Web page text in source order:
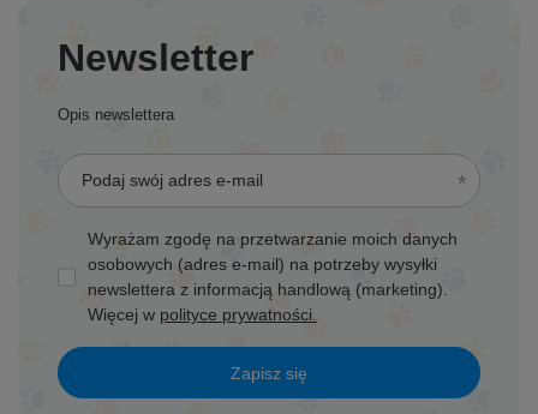
Newsletter
Opis newslettera
Podaj swój adres e-mail
Wyrażam zgodę na przetwarzanie moich danych
osobowych (adres e-mail) na potrzeby wysyłki
newslettera z informacją handlową (marketing).
Więcej w polityce prywatności.
Zapisz się